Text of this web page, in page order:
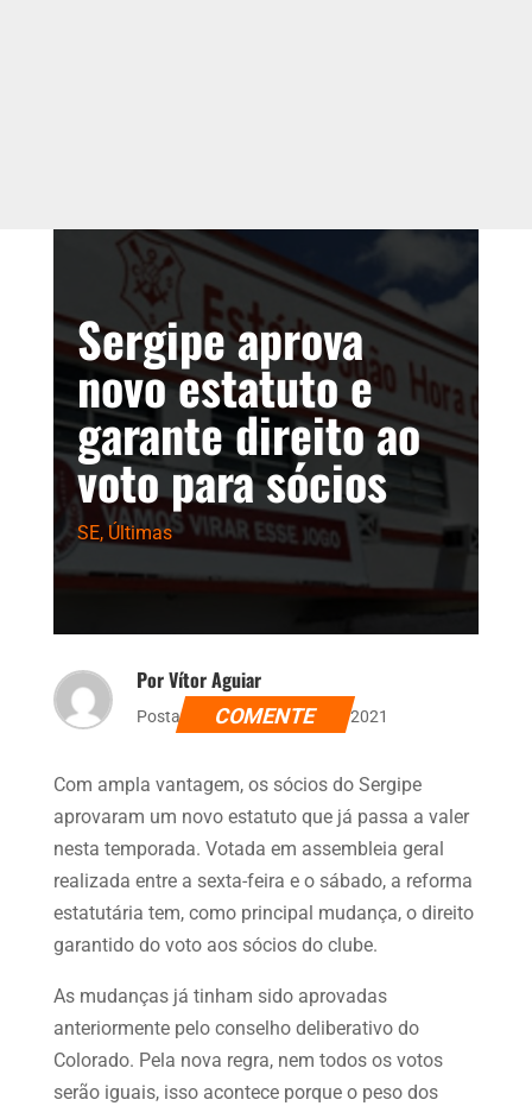
Sergipe aprova
novo estatuto e
garante direito ao
voto para sócios
SE, Últimas
Por Vítor Aguiar
Postado dia 23 de agosto de 2021
COMENTE
Com ampla vantagem, os sócios do Sergipe
aprovaram um novo estatuto que já passa a valer
nesta temporada. Votada em assembleia geral
realizada entre a sexta-feira e o sábado, a reforma
estatutária tem, como principal mudança, o direito
garantido do voto aos sócios do clube.
As mudanças já tinham sido aprovadas
anteriormente pelo conselho deliberativo do
Colorado. Pela nova regra, nem todos os votos
serão iguais, isso acontece porque o peso dos